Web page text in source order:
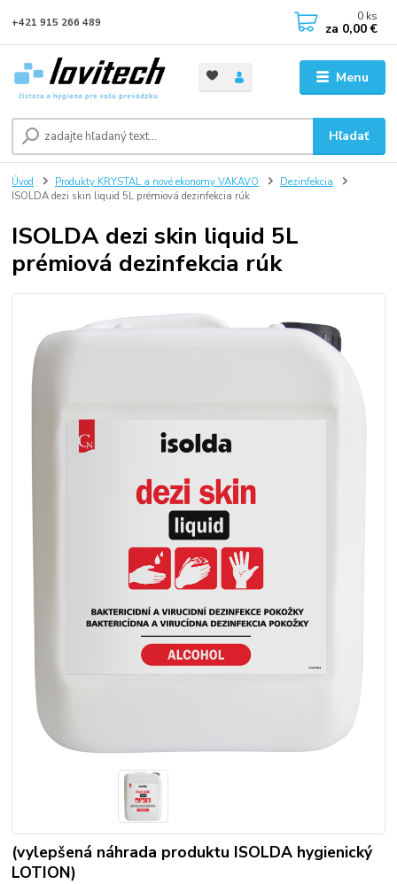
Menu
Hľadať
+421 915 266 489 0 ks
za 0,00 €
Úvod Produkty KRYSTAL a nové ekonomy VAKAVO
Dezinfekcia
ISOLDA dezi skin liquid 5L prémiová dezinfekcia rúk
ISOLDA dezi skin liquid 5L
prémiová dezinfekcia rúk
(vylepšená náhrada produktu ISOLDA hygienický
LOTION)